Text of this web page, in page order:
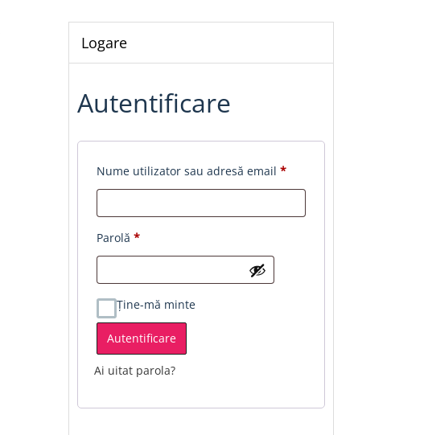
Logare
Autentificare
Nume utilizator sau adresă email *Obligatoriu
Parolă *Obligatoriu
Ține-mă minte
Autentificare
Ai uitat parola?